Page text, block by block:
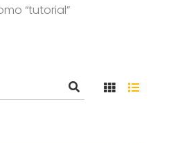
“tutorial”